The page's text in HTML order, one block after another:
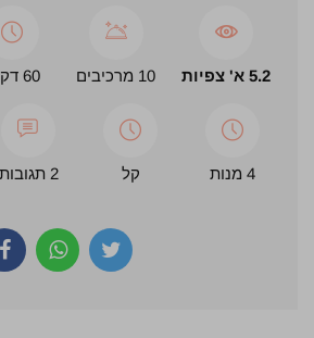
5.2 א' צפיות 10 מרכיבים 60 דקות
4 מנות קל 2 תגובות